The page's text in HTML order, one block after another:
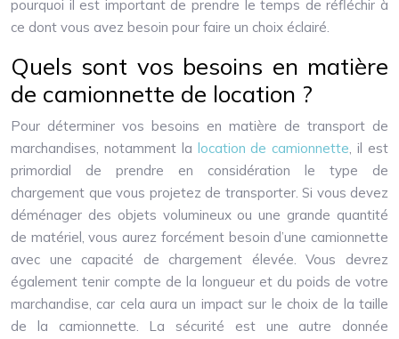
pourquoi il est important de prendre le temps de réfléchir à
ce dont vous avez besoin pour faire un choix éclairé.
Quels sont vos besoins en matière
de camionnette de location ?
Pour déterminer vos besoins en matière de transport de
marchandises, notamment la location de camionnette, il est
primordial de prendre en considération le type de
chargement que vous projetez de transporter. Si vous devez
déménager des objets volumineux ou une grande quantité
de matériel, vous aurez forcément besoin d’une camionnette
avec une capacité de chargement élevée. Vous devrez
également tenir compte de la longueur et du poids de votre
marchandise, car cela aura un impact sur le choix de la taille
de la camionnette. La sécurité est une autre donnée